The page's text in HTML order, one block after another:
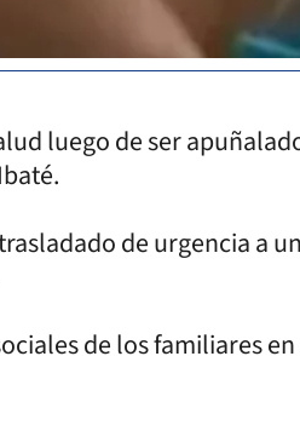
luego de ser
de urgencia a un
de los familiares